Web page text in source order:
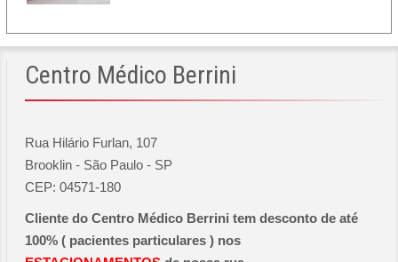
Centro Médico Berrini
Rua Hilário Furlan, 107
Brooklin - São Paulo - SP
CEP: 04571-180
Cliente do Centro Médico Berrini tem desconto de até
100% ( pacientes particulares ) nos